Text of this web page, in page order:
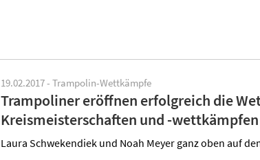
19.02.2017 - Trampolin-Wettkämpfe
Trampoliner eröffnen erfolgreich die
Kreismeisterschaften und -
Laura Schwekendiek und Noah Meyer ganz oben auf